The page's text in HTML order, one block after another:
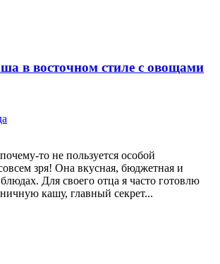
в восточном стиле с овощами
то не пользуется особой
зря! Она вкусная, бюджетная и
Для своего отца я часто готовлю
кашу, главный секрет...